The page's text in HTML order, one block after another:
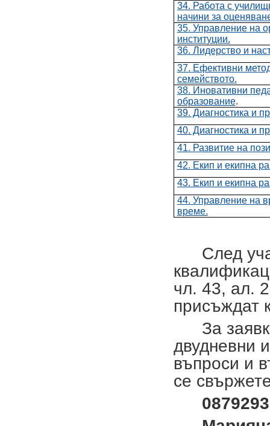
34. Работа с
начини за
35. Управление на
институции.
36. Лидерство и
37. Ефективни
семейството.
38. Иновативни
образование.
39. Диагностика и
40. Диагностика и
41. Развитие на
42. Екип и екипна
43. Екип и екипна
44. Управление на
време.
След
чл. 43, ал.
присъждат
За
двудневни
въпроси и
се